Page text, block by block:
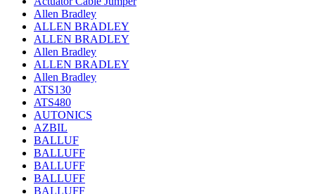
Allen Bradley
ALLEN BRADLEY
ALLEN BRADLEY
Allen Bradley
ALLEN BRADLEY
Allen Bradley
ATS130
ATS480
AUTONICS
AZBIL
BALLUF
BALLUFF
BALLUFF
BALLUFF
BALLUFF